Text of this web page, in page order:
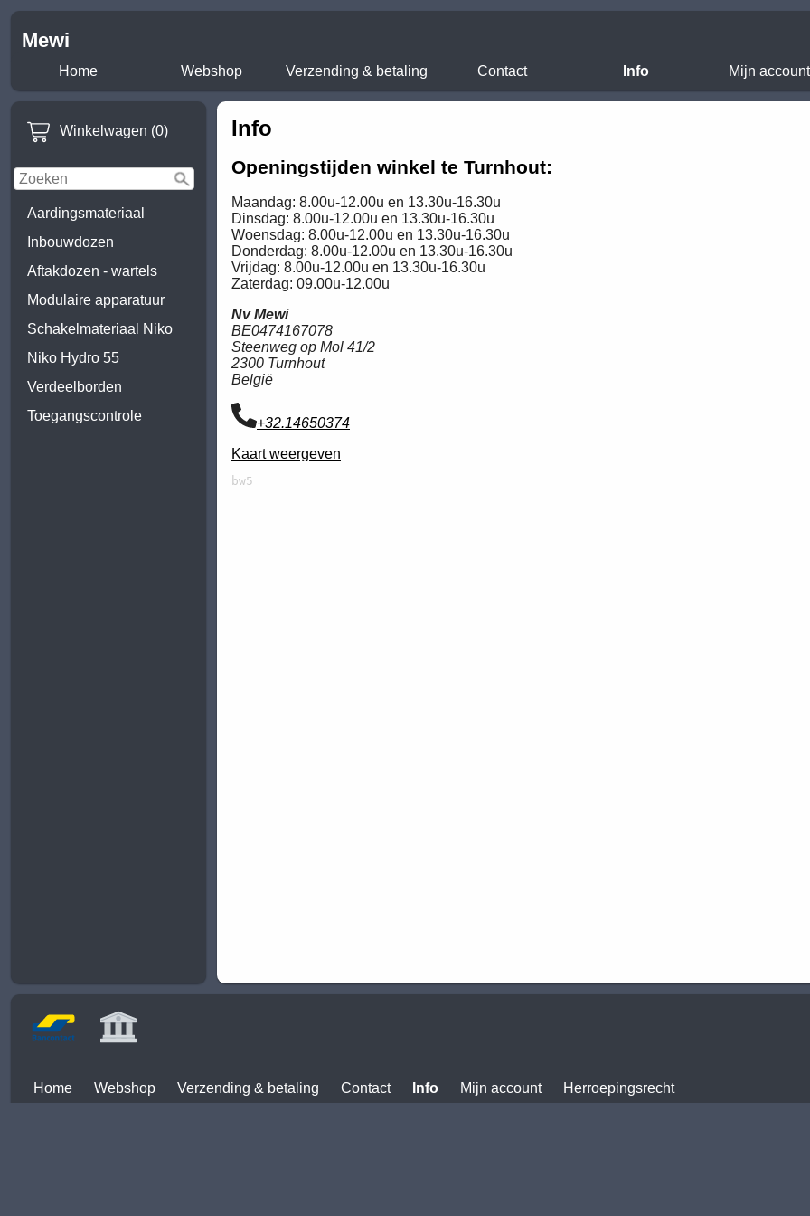
Mewi
Home Webshop Verzending & betaling Contact Info Mijn account
Winkelwagen (0)
Aardingsmateriaal
Inbouwdozen
Aftakdozen - wartels
Modulaire apparatuur
Schakelmateriaal Niko
Niko Hydro 55
Verdeelborden
Toegangscontrole
Info
Openingstijden winkel te Turnhout:
Maandag: 8.00u-12.00u en 13.30u-16.30u
Dinsdag: 8.00u-12.00u en 13.30u-16.30u
Woensdag: 8.00u-12.00u en 13.30u-16.30u
Donderdag: 8.00u-12.00u en 13.30u-16.30u
Vrijdag: 8.00u-12.00u en 13.30u-16.30u
Zaterdag: 09.00u-12.00u
Nv Mewi
BE0474167078
Steenweg op Mol 41/2
2300 Turnhout
België
+32.14650374
Kaart weergeven
bw5
Home Webshop Verzending & betaling Contact Info Mijn account Herroepingsrecht